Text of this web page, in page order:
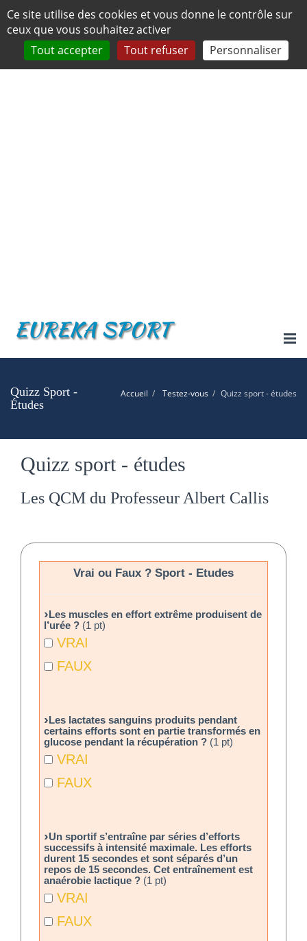
Quizz Sport -
Études
Accueil Testez-vous Quizz sport - études
Quizz sport - études
Les QCM du Professeur Albert Callis
Vrai ou Faux ? Sport - Etudes
Les muscles en effort extrême produisent de
l’urée ?(1 pt)
VRAI
FAUX
Les lactates sanguins produits pendant
certains efforts sont en partie transformés en
glucose pendant la récupération ?(1 pt)
VRAI
FAUX
Un sportif s’entraîne par séries d’efforts
successifs à intensité maximale. Les efforts
durent 15 secondes et sont séparés d’un
repos de 15 secondes. Cet entraînement est
anaérobie lactique ?(1 pt)
VRAI
FAUX
Panneau de gestion des cookies
Ce site utilise des cookies et vous donne le contrôle sur
ceux que vous souhaitez activer
Tout accepter
Tout refuser Personnaliser